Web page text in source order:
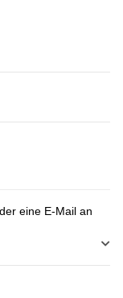
eine E-Mail an